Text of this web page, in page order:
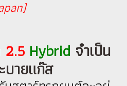
2.5 Hybrid จำเป็น
บายแก๊ส